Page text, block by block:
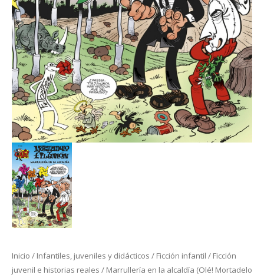
Inicio / Infantiles, juveniles y didácticos / Ficción infantil / Ficción
juvenil e historias reales / Marrullería en la alcaldía (Olé! Mortadelo